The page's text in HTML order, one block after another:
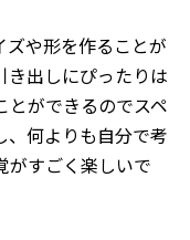
ズや形を作ることが
き出しにぴったりは
とができるのでスペ
、何よりも自分で考
がすごく楽しいで